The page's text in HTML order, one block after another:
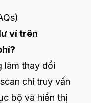
ví trên
làm thay đổi
chỉ truy vấn
bộ và hiển thị